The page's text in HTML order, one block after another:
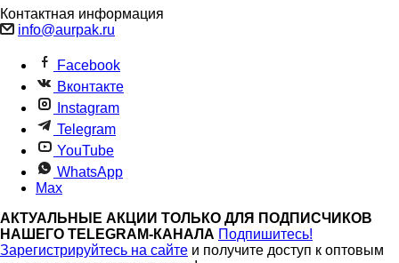
Контактная информация
info@aurpak.ru
Facebook
Вконтакте
Instagram
Telegram
YouTube
WhatsApp
Max
АКТУАЛЬНЫЕ АКЦИИ ТОЛЬКО ДЛЯ ПОДПИСЧИКОВ
НАШЕГО TELEGRAM-КАНАЛА Подпишитесь!
Зарегистрируйтесь на сайте и получите доступ к оптовым